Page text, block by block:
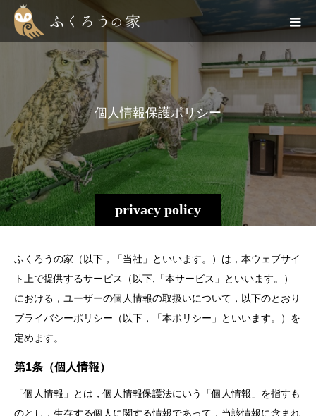
privacy policy
個 人情報保護ポリシー
ふくろうの家（以下，「当社」といいます。）は，本ウェブサイ
ト上で提供するサービス（以下,「本サービス」といいます。）
における，ユーザーの個人情報の取扱いについて，以下のとおり
プライバシーポリシー（以下，「本ポリシー」といいます。）を
定めます。
第1条（個人情報）
「個人情報」とは，個人情報保護法にいう「個人情報」を指すも
のとし，生存する個人に関する情報であって，当該情報に含まれ